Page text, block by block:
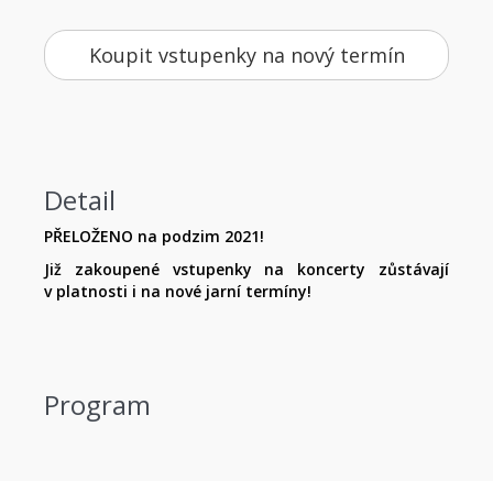
Koupit vstupenky na nový termín
Detail
PŘELOŽENO na podzim 2021!
Již zakoupené vstupenky na koncerty zůstávají
v platnosti i na nové jarní termíny!
Program